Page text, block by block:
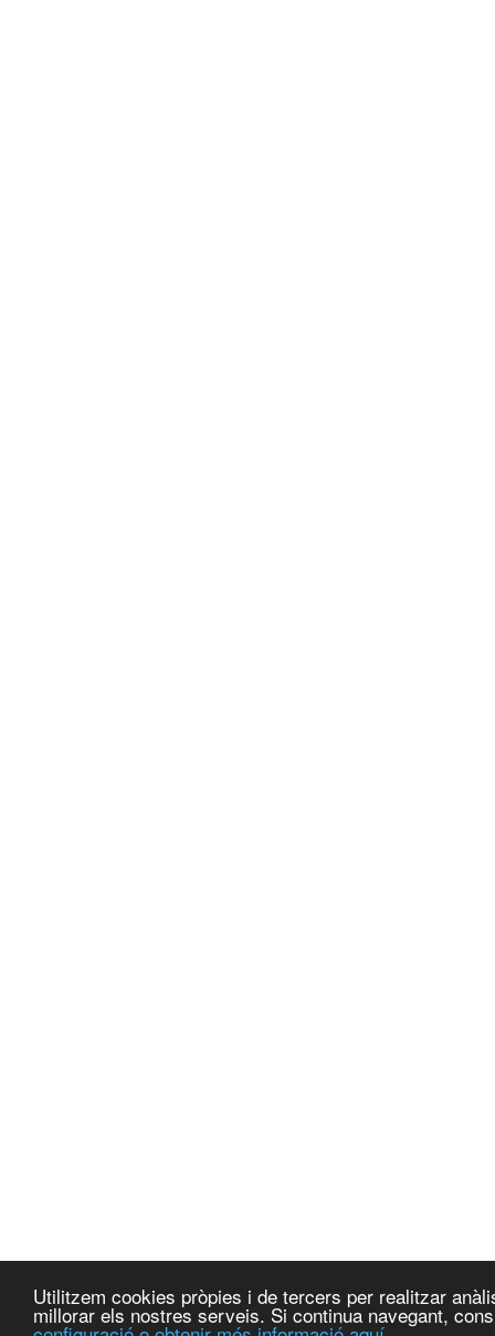
Utilitzem cookies pròpies i de tercers per realitzar
millorar els nostres serveis. Si continua navegant,